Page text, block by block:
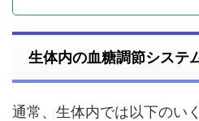
生体内の血糖調節システ
通常、生体内では以下のい